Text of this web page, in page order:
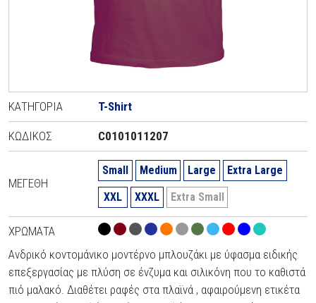
ΚΑΤΗΓΟΡΊΑ T-Shirt
ΚΩΔΙΚΌΣ C0101011207
ΜΕΓΈΘΗ
Small Medium Large
Extra Large
XXL
XXXL Extra Small
ΧΡΏΜΑΤΑ
Ανδρικό κοντομάνικο μοντέρνο μπλουζάκι με ύφασμα ειδικής
επεξεργασίας με πλύση σε ένζυμα και σιλικόνη που το καθιστά
πιό μαλακό. Διαθέτει ραφές στα πλαϊνά , αφαιρούμενη ετικέτα